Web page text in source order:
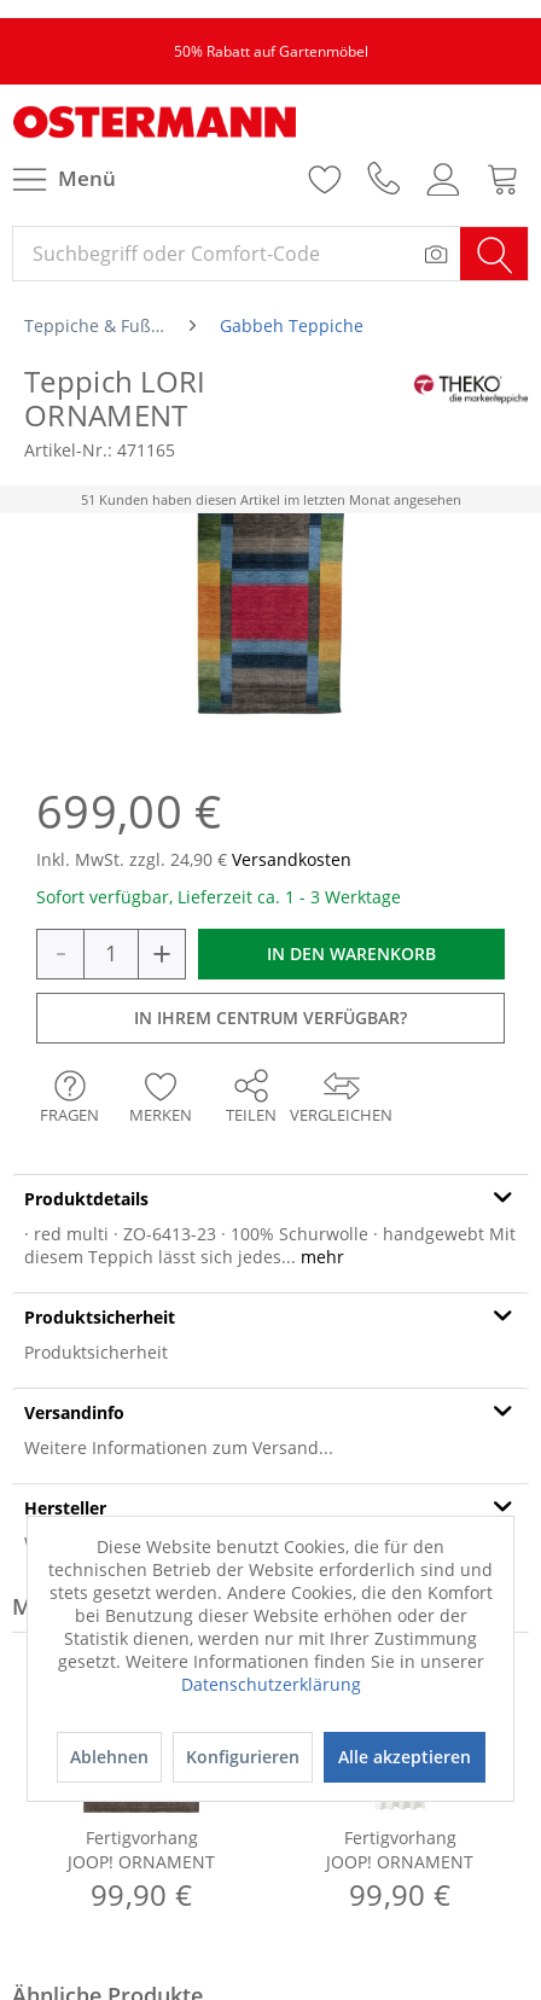
50% Rabatt auf Gartenmöbel
Menü
Teppiche & Fußmatten Gabbeh Teppiche
Teppich LORI
ORNAMENT
Artikel-Nr.: 471165
51 Kunden haben diesen Artikel im letzten Monat angesehen
699,00 €
Inkl. MwSt. zzgl. 24,90 € Versandkosten
Sofort verfügbar, Lieferzeit ca. 1 - 3 Werktage
- + IN DEN WARENKORB
IN IHREM CENTRUM VERFÜGBAR?
VERGLEICHEN
FRAGEN MERKEN TEILEN
Produktdetails
· red multi · ZO-6413-23 · 100% Schurwolle · handgewebt Mit
diesem Teppich lässt sich jedes... mehr
Produktsicherheit
Produktsicherheit
Versandinfo
Weitere Informationen zum Versand...
Hersteller
Weitere Informationen zum Hersteller...
Modell-Familie: ORNAMENT
Fertigvorhang
JOOP! ORNAMENT
99,90 €
Fertigvorhang
JOOP! ORNAMENT
99,90 €
Diese Website benutzt Cookies, die für den
technischen Betrieb der Website erforderlich sind und
stets gesetzt werden. Andere Cookies, die den Komfort
bei Benutzung dieser Website erhöhen oder der
Statistik dienen, werden nur mit Ihrer Zustimmung
gesetzt. Weitere Informationen finden Sie in unserer
Datenschutzerklärung
Ablehnen Konfigurieren Alle akzeptieren